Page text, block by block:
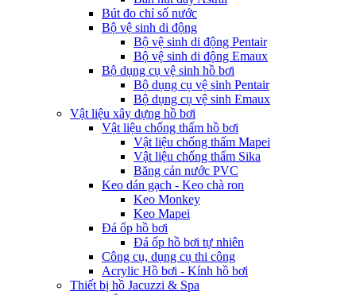
Bút đo chỉ số nước
Bộ vệ sinh di động
Bộ vệ sinh di động Pentair
Bộ vệ sinh di động Emaux
Bộ dụng cụ vệ sinh hồ bơi
Bộ dụng cụ vệ sinh Pentair
Bộ dụng cụ vệ sinh Emaux
Vật liệu xây dựng hồ bơi
Vật liệu chống thấm hồ bơi
Vật liệu chống thấm Mapei
Vật liệu chống thấm Sika
Băng cản nước PVC
Keo dán gạch - Keo chà ron
Keo Monkey
Keo Mapei
Đá ốp hồ bơi
Đá ốp hồ bơi tự nhiên
Công cụ, dụng cụ thi công
Acrylic Hồ bơi - Kính hồ bơi
Thiết bị hồ Jacuzzi & Spa